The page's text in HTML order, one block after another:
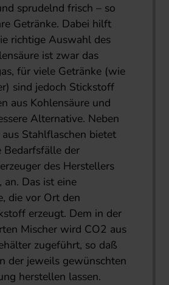
sprudelnd frisch – so
Getränke. Dabei hilft
richtige Auswahl des
ist zwar das
für viele Getränke (wie
sind jedoch Stickstoff
aus Kohlensäure und
Alternative. Neben
Stahlflaschen bietet
Bedarfsfälle der
des Herstellers
an. Das ist eine
die vor Ort den
erzeugt. Dem in der
Mischer wird CO2 aus
zugeführt, so daß
der jeweils gewünschten
herstellen lassen.